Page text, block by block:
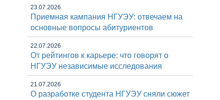
23.07.2026
Приемная кампания НГУЭУ: отвечаем на
основные вопросы абитуриентов
22.07.2026
От рейтингов к карьере: что говорят о
НГУЭУ независимые исследования
21.07.2026
О разработке студента НГУЭУ сняли сюжет